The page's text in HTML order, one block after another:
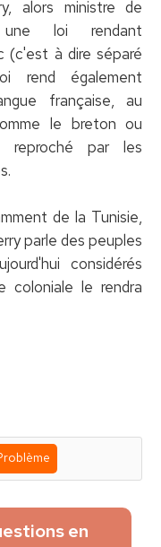
alors ministre de
loi rendant
(c'est à dire séparé
rend également
française, au
le breton ou
par les
de la Tunisie,
parle des peuples
considérés
coloniale le rendra
en